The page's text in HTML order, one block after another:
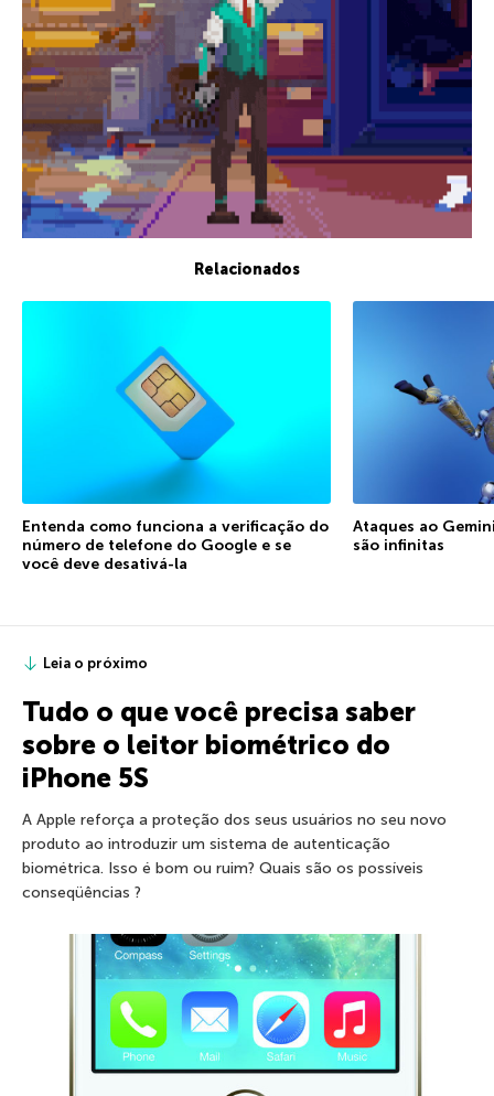
Relacionados
Entenda como funciona a verificação do
número de telefone do Google e se
você deve desativá-la
Ataques ao
são infinitas
Leia o próximo
Tudo o que você precisa saber
sobre o leitor biométrico do
iPhone 5S
A Apple reforça a proteção dos seus usuários no seu novo
produto ao introduzir um sistema de autenticação
biométrica. Isso é bom ou ruim? Quais são os possíveis
conseqüências ?